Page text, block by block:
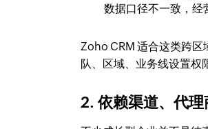
数据口径不一致，经
Zoho CRM 适合这类跨
队、区域、业务线设置权
2. 依赖渠道、代